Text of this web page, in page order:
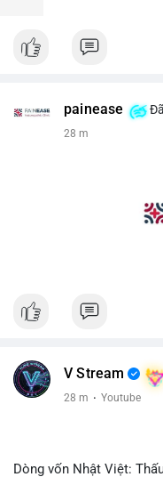
painease Đã
28 m
V Stream
28 m · Youtube
Dòng vốn Nhật Việt: